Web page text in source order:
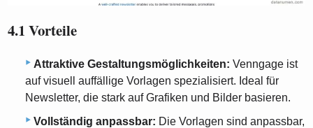
4.1 Vorteile
Attraktive Gestaltungsmöglichkeiten: Venngage ist
auf visuell auffällige Vorlagen spezialisiert. Ideal für
Newsletter, die stark auf Grafiken und Bilder basieren.
Vollständig anpassbar: Die Vorlagen sind anpassbar,